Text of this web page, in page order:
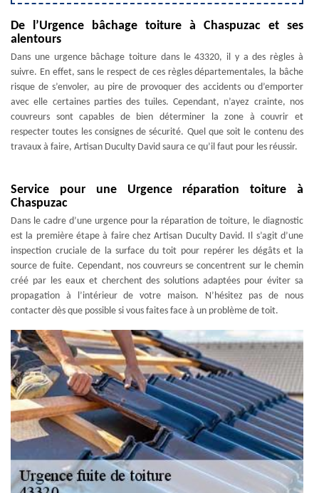
De l’Urgence bâchage toiture à Chaspuzac et ses
alentours
Dans une urgence bâchage toiture dans le 43320, il y a des règles à
suivre. En effet, sans le respect de ces règles départementales, la bâche
risque de s’envoler, au pire de provoquer des accidents ou d’emporter
avec elle certaines parties des tuiles. Cependant, n’ayez crainte, nos
couvreurs sont capables de bien déterminer la zone à couvrir et
respecter toutes les consignes de sécurité. Quel que soit le contenu des
travaux à faire, Artisan Duculty David saura ce qu’il faut pour les réussir.
Service pour une Urgence réparation toiture à
Chaspuzac
Dans le cadre d’une urgence pour la réparation de toiture, le diagnostic
est la première étape à faire chez Artisan Duculty David. Il s’agit d’une
inspection cruciale de la surface du toit pour repérer les dégâts et la
source de fuite. Cependant, nos couvreurs se concentrent sur le chemin
créé par les eaux et cherchent des solutions adaptées pour éviter sa
propagation à l’intérieur de votre maison. N’hésitez pas de nous
contacter dès que possible si vous faites face à un problème de toit.